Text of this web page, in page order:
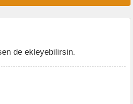
de ekleyebilirsin.